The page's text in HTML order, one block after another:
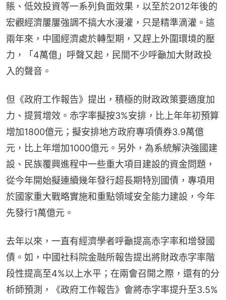
賬、低效投資等一系列負面效果，以至於2012年後的
宏觀經濟屢屢強調不搞大水漫灌，只是精準滴灌。這
兩年來，中國經濟處於轉型期，又趕上外圍環境的壓
力，「4萬億」呼聲又起，民間不少呼籲加大財政投
入的聲音。
但《政府工作報告》提出，積極的財政政策要適度加
力、提質增效。赤字率擬按3%安排，比上年年初預算
增加1800億元；擬安排地方政府專項債券3.9萬億
元，比上年增加1000億元。另外，為系統解決強國建
設、民族覆興進程中一些重大項目建設的資金問題，
從今年開始擬連續幾年發行超長期特別國債，專項用
於國家重大戰略實施和重點領域安全能力建設，今年
先發行1萬億元。
去年以來，一直有經濟學者呼籲提高赤字率和增發國
債。如，中國社科院金融所報告提出將財政赤字率階
段性提高至4%以上水平；在兩會召開之際，還有的分
析師預測，《政府工作報告》會將赤字率提升至3.5%